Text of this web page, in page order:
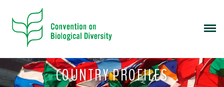
COUNTRY PROFILES